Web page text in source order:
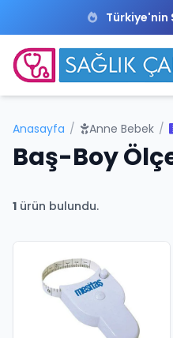
Türkiye'nin
Anasayfa / Anne Bebek /
Baş-Boy
1 ürün bulundu.